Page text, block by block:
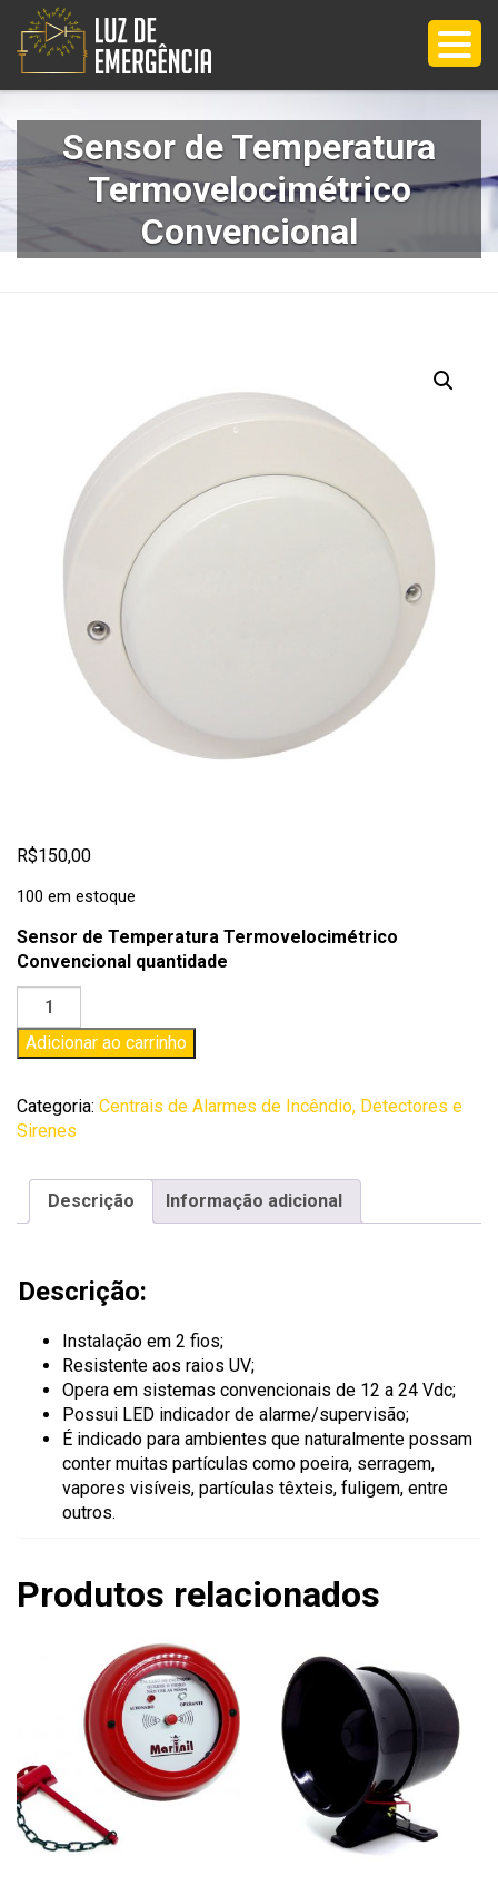
Sensor de Temperatura
Termovelocimétrico
Convencional
R$150,00
100 em estoque
Sensor de Temperatura Termovelocimétrico
Convencional quantidade
Adicionar ao carrinho
Categoria: Centrais de Alarmes de Incêndio, Detectores e
Sirenes
Descrição Informação adicional
Descrição:
Instalação em 2 fios;
Resistente aos raios UV;
Opera em sistemas convencionais de 12 a 24 Vdc;
Possui LED indicador de alarme/supervisão;
É indicado para ambientes que naturalmente possam
conter muitas partículas como poeira, serragem,
vapores visíveis, partículas têxteis, fuligem, entre
outros.
Produtos relacionados